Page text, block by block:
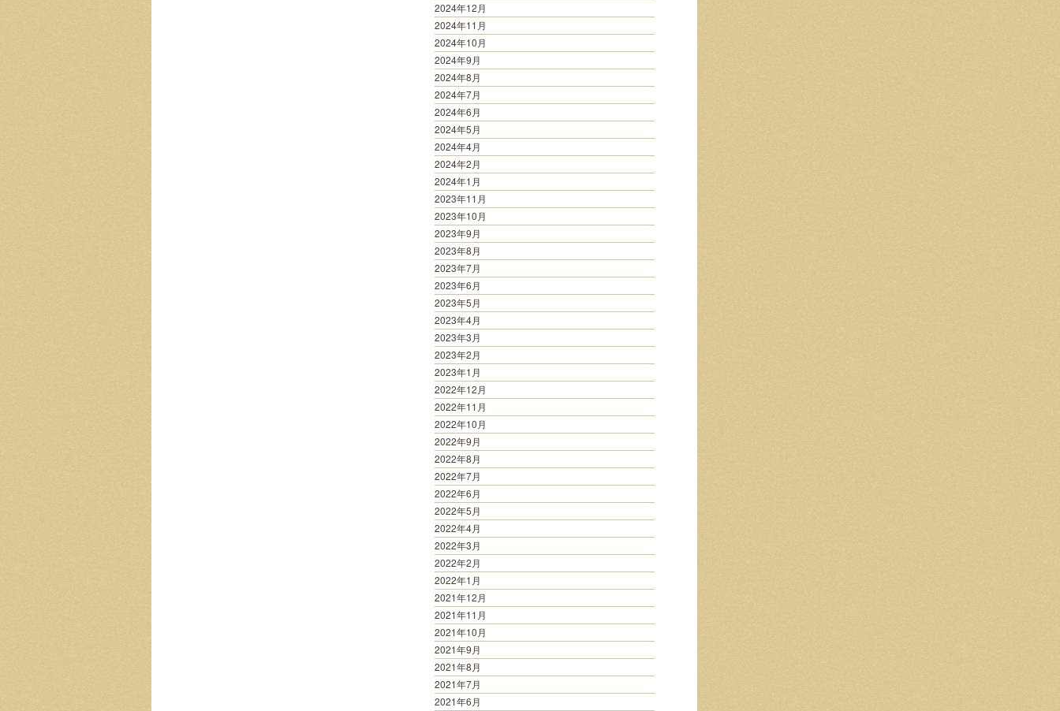
2024年12月
2024年11月
2024年10月
2024年9月
2024年8月
2024年7月
2024年6月
2024年5月
2024年4月
2024年2月
2024年1月
2023年11月
2023年10月
2023年9月
2023年8月
2023年7月
2023年6月
2023年5月
2023年4月
2023年3月
2023年2月
2023年1月
2022年12月
2022年11月
2022年10月
2022年9月
2022年8月
2022年7月
2022年6月
2022年5月
2022年4月
2022年3月
2022年2月
2022年1月
2021年12月
2021年11月
2021年10月
2021年9月
2021年8月
2021年7月
2021年6月